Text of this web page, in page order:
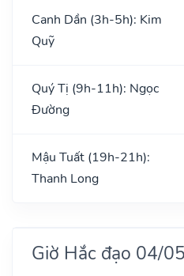
Canh Dần (3h-5h): Kim
Quỹ
Quý Tị (9h-11h): Ngọc
Đường
Mậu Tuất (19h-21h):
Thanh Long
Giờ Hắc đạo 04/